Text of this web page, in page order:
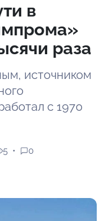
в
раза
источником
с 1970
5 0